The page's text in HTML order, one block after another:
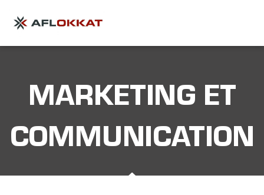
MARKETING ET
COMMUNICATION